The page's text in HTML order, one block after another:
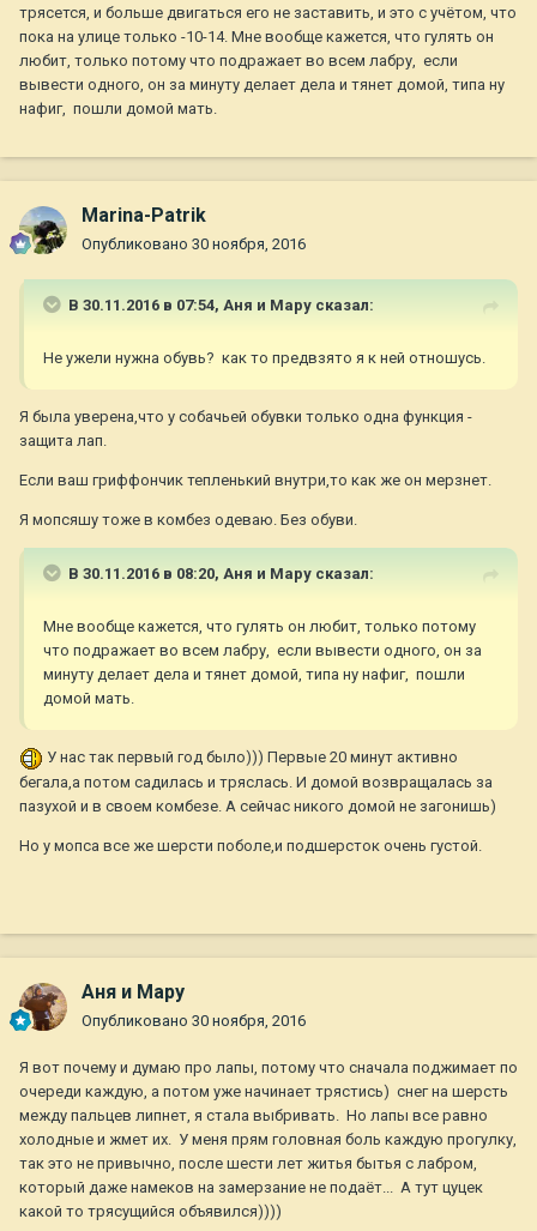
трясется, и больше двигаться его не заставить, и это с учётом, что
пока на улице только -10-14. Мне вообще кажется, что гулять он
любит, только потому что подражает во всем лабру, если
вывести одного, он за минуту делает дела и тянет домой, типа ну
нафиг, пошли домой мать.
Marina-Patrik
Опубликовано 30 ноября, 2016
В 30.11.2016 в 07:54, Аня и Мару сказал:
Не ужели нужна обувь? как то предвзято я к ней отношусь.
Я была уверена,что у собачьей обувки только одна функция -
защита лап.
Если ваш гриффончик тепленький внутри,то как же он мерзнет.
Я мопсяшу тоже в комбез одеваю. Без обуви.
В 30.11.2016 в 08:20, Аня и Мару сказал:
Мне вообще кажется, что гулять он любит, только потому
что подражает во всем лабру, если вывести одного, он за
минуту делает дела и тянет домой, типа ну нафиг, пошли
домой мать.
У нас так первый год было))) Первые 20 минут активно
бегала,а потом садилась и тряслась. И домой возвращалась за
пазухой и в своем комбезе. А сейчас никого домой не загонишь)
Но у мопса все же шерсти поболе,и подшерсток очень густой.
Аня и Мару
Опубликовано 30 ноября, 2016
Я вот почему и думаю про лапы, потому что сначала поджимает по
очереди каждую, а потом уже начинает трястись) снег на шерсть
между пальцев липнет, я стала выбривать. Но лапы все равно
холодные и жмет их. У меня прям головная боль каждую прогулку,
так это не привычно, после шести лет житья бытья с лабром,
который даже намеков на замерзание не подаёт... А тут цуцек
какой то трясущийся объявился))))